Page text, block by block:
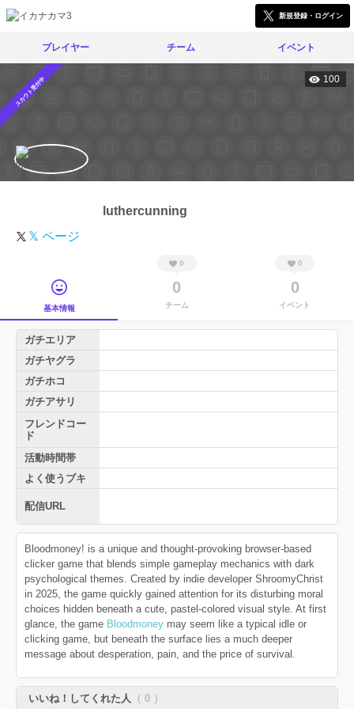
新規登録・ログイン
プレイヤー チーム イベント
スカウト受付中 100
luthercunning
𝕏 ページ
基本情報
0
0
チーム
0
0
イベント
ガチエリア
ガチヤグラ
ガチホコ
ガチアサリ
フレンドコー
ド
活動時間帯
よく使うブキ
配信URL
Bloodmoney! is a unique and thought-provoking browser-based
clicker game that blends simple gameplay mechanics with dark
psychological themes. Created by indie developer ShroomyChrist
in 2025, the game quickly gained attention for its disturbing moral
choices hidden beneath a cute, pastel-colored visual style. At first
glance, the game Bloodmoney may seem like a typical idle or
clicking game, but beneath the surface lies a much deeper
message about desperation, pain, and the price of survival.
いいね！してくれた人 （ 0 ）